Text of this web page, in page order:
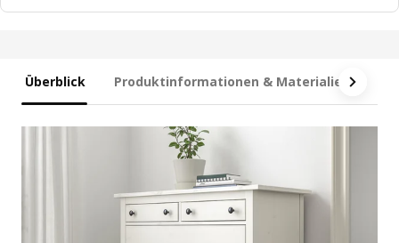
Überblick Produktinformationen & Materialien